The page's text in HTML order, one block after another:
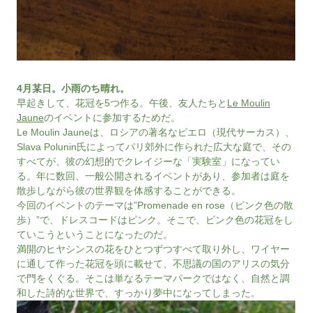
4月某日。小雨のち晴れ。
早起きして、花冠を5つ作る。午後、友人たちと Le Moulin
Jauneのイベントに参加するためだ。
Le Moulin Jauneは、ロシアの著名なピエロ（現代サーカス）、
Slava Polunin氏によってパリ郊外に作られた広大な庭で、その
すべてが、彼の幻想的でクレイジーな「実験室」になってい
る。年に数回、一般公開されるイベントがあり、参加者は庭を
散歩しながら彼の世界観を体感することができる。
今回のイベントのテーマは”Promenade en rose（ピンク色の散
歩）”で、ドレスコードはピンク。そこで、ピンク色の花冠をし
ていこうということになったのだ。
満開のヒヤシンスの花をひとつずつすべて取り外し、ワイヤー
に通して作った花冠を頭に載せて、不思議の国のアリスの気分
で門をくぐる。そこは単なるテーマパークではなく、自然と調
和した詩的な世界で、すっかり夢中になってしまった。